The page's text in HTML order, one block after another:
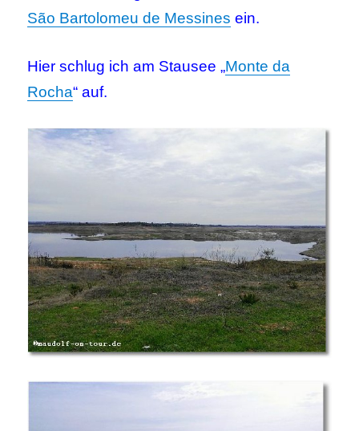
São Bartolomeu de Messines ein.
Hier schlug ich am Stausee „Monte da
Rocha“ auf.